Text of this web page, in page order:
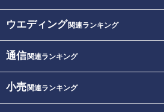
ウエディング関連ランキング
通信関連ランキング
小売関連ランキング